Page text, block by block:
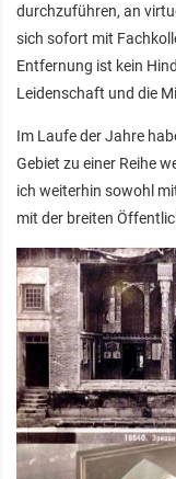
durchzuführen, an
sich sofort mit
Entfernung ist kein
Leidenschaft und die
Im Laufe der Jahre
Gebiet zu einer Reihe
ich weiterhin sowohl
mit der breiten